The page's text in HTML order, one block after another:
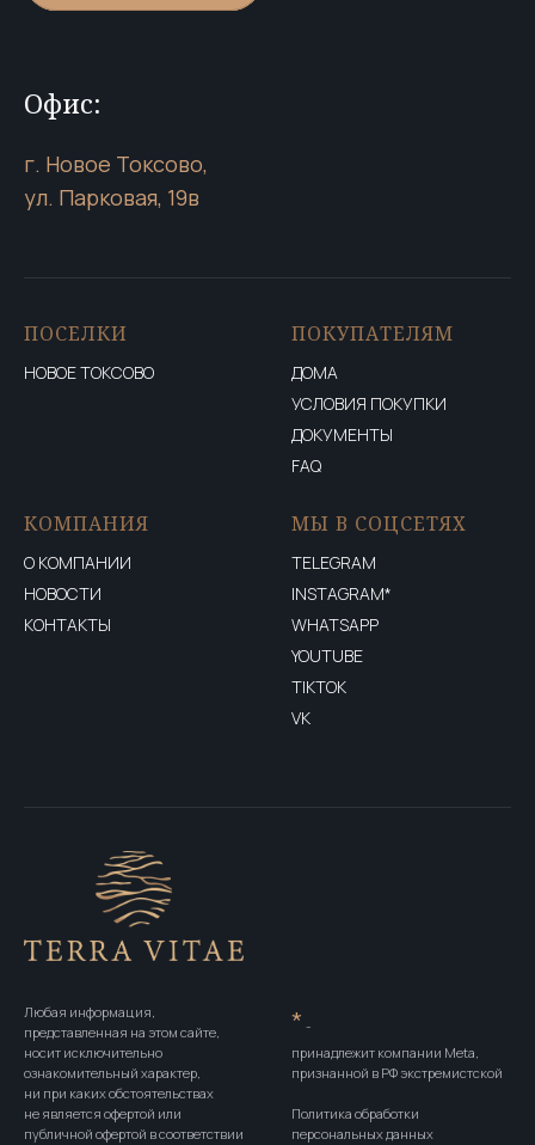
г. Новое Токсово,
ул. Парковая, 19в
Офис:
ПОСЕЛКИ
НОВОЕ ТОКСОВО
ПОКУПАТЕЛЯМ
ДОМА
УСЛОВИЯ ПОКУПКИ
ДОКУМЕНТЫ
FAQ
КОМПАНИЯ
О КОМПАНИИ
НОВОСТИ
КОНТАКТЫ
МЫ В СОЦСЕТЯХ
TELEGRAM
INSTAGRAM*
WHATSAPP
YOUTUBE
TIKTOK
VK
Любая информация,
представленная на этом сайте,
носит исключительно
ознакомительный характер,
ни при каких обстоятельствах
не является офертой или
публичной офертой в соответствии
* -
принадлежит компании Meta,
признанной в РФ экстремистской
Политика обработки
персональных данных